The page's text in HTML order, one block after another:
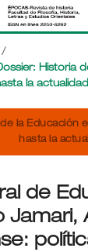
/
Historia
la actualidad
la Educación
hasta la
de
Jamari,